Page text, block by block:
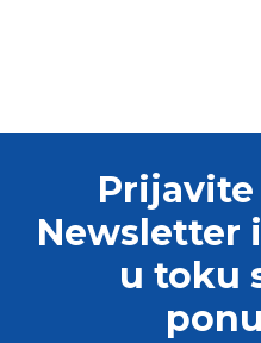
Prijavite
Newsletter
u toku